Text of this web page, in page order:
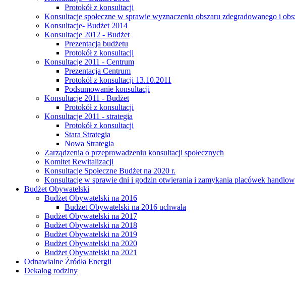
Protokół z konsultacji
Konsultacje społeczne w sprawie wyznaczenia obszaru zdegradowanego i
Konsultacje- Budżet 2014
Konsultacje 2012 - Budżet
Prezentacja budżetu
Protokół z konsultacji
Konsultacje 2011 - Centrum
Prezentacja Centrum
Protokół z konsultacji 13.10.2011
Podsumowanie konsultacji
Konsultacje 2011 - Budżet
Protokół z konsultacji
Konsultacje 2011 - strategia
Protokół z konsultacji
Stara Strategia
Nowa Strategia
Zarządzenia o przeprowadzeniu konsultacji społecznych
Komitet Rewitalizacji
Konsultacje Społeczne Budżet na 2020 r.
Konsultacje w sprawie dni i godzin otwierania i zamykania placówek
Budżet Obywatelski
Budżet Obywatelski na 2016
Budżet Obywatelski na 2016 uchwała
Budżet Obywatelski na 2017
Budżet Obywatelski na 2018
Budżet Obywatelski na 2019
Budżet Obywatelski na 2020
Budżet Obywatelski na 2021
Odnawialne Źródła Energii
Dekalog rodziny